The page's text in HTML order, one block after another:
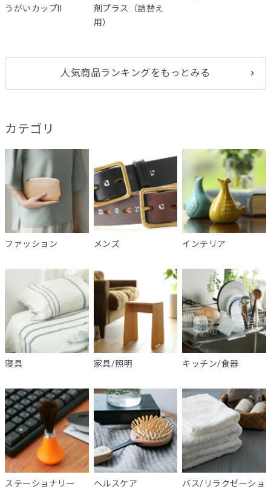
うがいカップII
剤プラス（詰替え
用）
人気商品ランキングをもっとみる
カテゴリ
ファッション メンズ インテリア
寝具 家具/照明 キッチン/食器
ステーショナリー ヘルスケア
バス/リラクゼーショ